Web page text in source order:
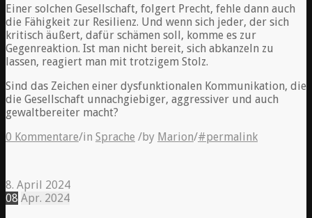
Einer solchen Gesellschaft, folgert Precht, fehle dann auch
die Fähigkeit zur Resilienz. Und wenn sich jeder, der sich
kritisch äußert, dafür schämen soll, komme es zur
Gegenreaktion. Ist man nicht bereit, sich abkanzeln zu
lassen, reagiert man mit trotzigem Stolz.
Sind das Zeichen einer dysfunktionalen Kommunikation, die
die Gesellschaft unnachgiebiger, aggressiver und auch
gewaltbereiter macht?
0 Kommentare/in Sprache /by Marion/#permalink
8. April 2024
08 Apr. 2024